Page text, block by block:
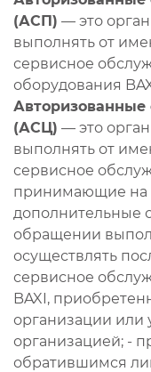
(АСП) — это
выполнять от
сервисное
оборудования
Авторизованные
(АСЦ) — это
выполнять от
сервисное
принимающие на
дополнительные
обращении
осуществлять
сервисное
BAXI,
организации или
организацией; -
обратившимся